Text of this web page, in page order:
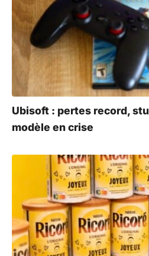
Ubisoft : pertes record,
modèle en crise